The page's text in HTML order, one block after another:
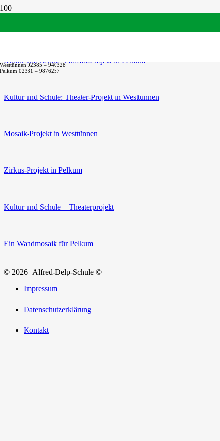
Westtünnen 02385 – 940328
Pelkum 02381 – 9876257
Kultur und Schule: Graffiti-Projekt in Pelkum
Kultur und Schule: Theater-Projekt in Westtünnen
Mosaik-Projekt in Westtünnen
Zirkus-Projekt in Pelkum
Kultur und Schule – Theaterprojekt
Ein Wandmosaik für Pelkum
© 2026 | Alfred-Delp-Schule ©
Impressum
Datenschutzerklärung
Kontakt